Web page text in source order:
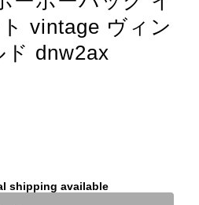
vintage ヴィン
ド dnw2ax
shipping available